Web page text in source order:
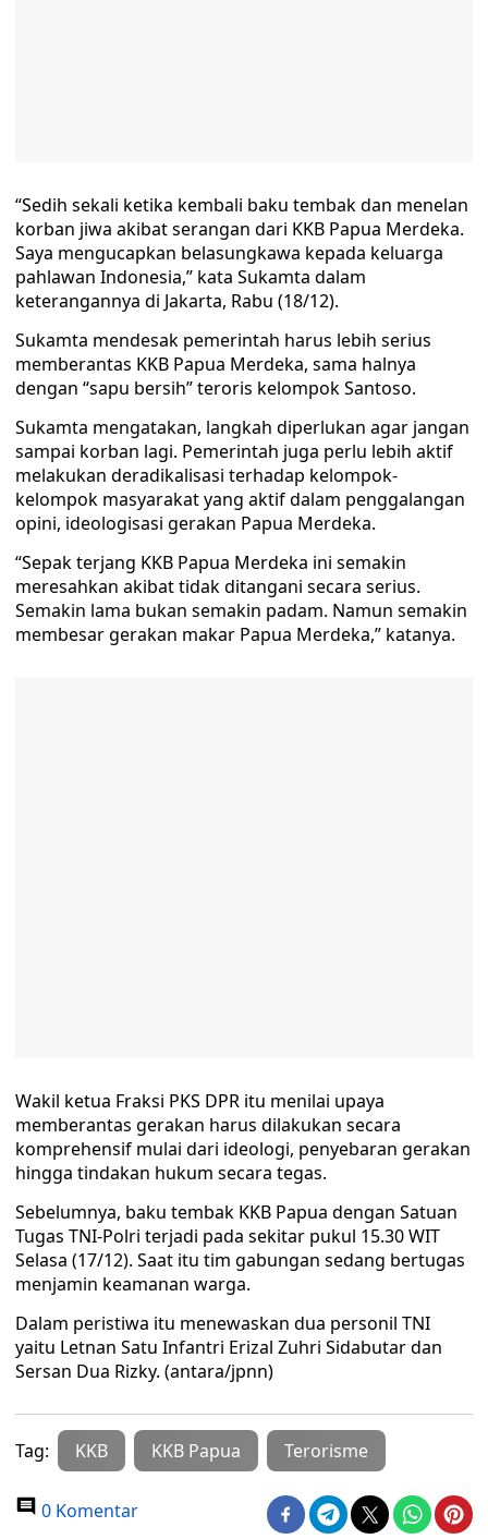
“Sedih sekali ketika kembali baku tembak dan menelan
korban jiwa akibat serangan dari KKB Papua Merdeka.
Saya mengucapkan belasungkawa kepada keluarga
pahlawan Indonesia,” kata Sukamta dalam
keterangannya di Jakarta, Rabu (18/12).
Sukamta mendesak pemerintah harus lebih serius
memberantas KKB Papua Merdeka, sama halnya
dengan “sapu bersih” teroris kelompok Santoso.
Sukamta mengatakan, langkah diperlukan agar jangan
sampai korban lagi. Pemerintah juga perlu lebih aktif
melakukan deradikalisasi terhadap kelompok-
kelompok masyarakat yang aktif dalam penggalangan
opini, ideologisasi gerakan Papua Merdeka.
“Sepak terjang KKB Papua Merdeka ini semakin
meresahkan akibat tidak ditangani secara serius.
Semakin lama bukan semakin padam. Namun semakin
membesar gerakan makar Papua Merdeka,” katanya.
Wakil ketua Fraksi PKS DPR itu menilai upaya
memberantas gerakan harus dilakukan secara
komprehensif mulai dari ideologi, penyebaran gerakan
hingga tindakan hukum secara tegas.
Sebelumnya, baku tembak KKB Papua dengan Satuan
Tugas TNI-Polri terjadi pada sekitar pukul 15.30 WIT
Selasa (17/12). Saat itu tim gabungan sedang bertugas
menjamin keamanan warga.
Dalam peristiwa itu menewaskan dua personil TNI
yaitu Letnan Satu Infantri Erizal Zuhri Sidabutar dan
Sersan Dua Rizky. (antara/jpnn)
Tag: KKB KKB Papua Terorisme
0 Komentar